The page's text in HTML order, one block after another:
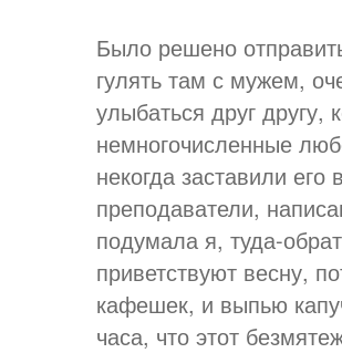
Было решено
гулять там с мужем,
улыбаться друг другу,
немногочисленные
некогда заставили его
преподаватели,
подумала я, туда-
приветствуют весну,
кафешек, и выпью
часа, что этот